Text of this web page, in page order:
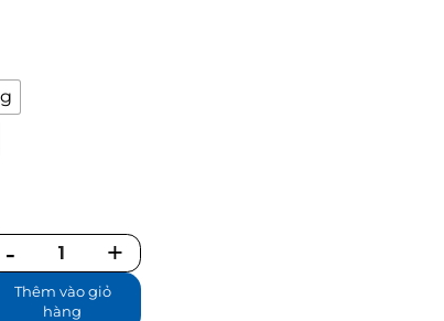
Thêm vào giỏ
hàng